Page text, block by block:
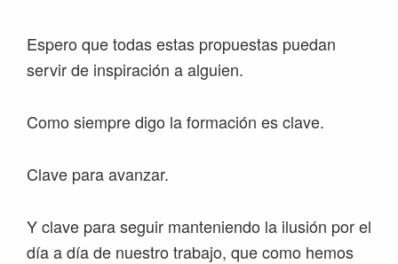
Espero que todas estas propuestas puedan
servir de inspiración a alguien.
Como siempre digo la formación es clave.
Clave para avanzar.
Y clave para seguir manteniendo la ilusión por el
día a día de nuestro trabajo, que como hemos